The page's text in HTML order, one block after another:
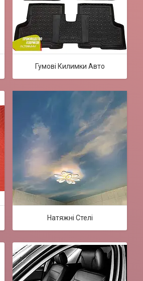
Гумові Килимки Авто
Натяжні Стелі